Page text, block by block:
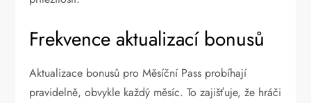
Frekvence aktualizací bonusů
Aktualizace bonusů pro Měsíční Pass probíhají
pravidelně, obvykle každý měsíc. To zajišťuje, že hráči